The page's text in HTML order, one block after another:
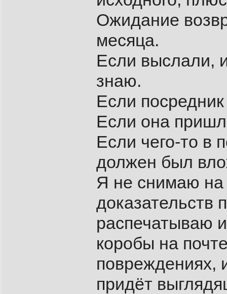
Ожидание
месяца.
Если выслали,
знаю.
Если
Если она
Если чего-то в
должен был
Я не снимаю на
доказательств
распечатываю
коробы на
повреждениях,
придёт